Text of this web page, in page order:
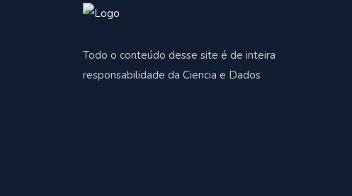
Todo o conteúdo desse site é de inteira
responsabilidade da Ciencia e Dados